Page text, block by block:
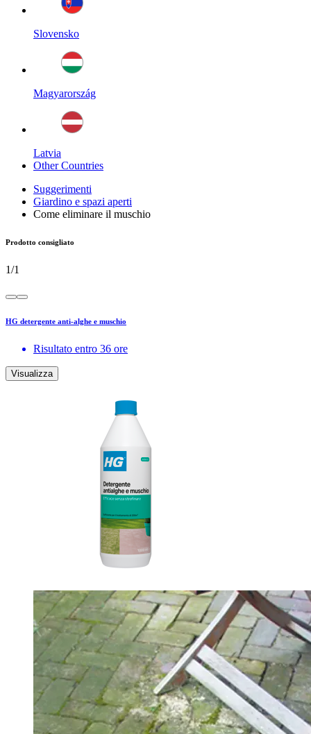
Slovensko
Magyarország
Latvia
Other Countries
Suggerimenti
Giardino e spazi aperti
Come eliminare il muschio
Prodotto consigliato
1/1
HG detergente anti-alghe e muschio
Risultato entro 36 ore
Visualizza